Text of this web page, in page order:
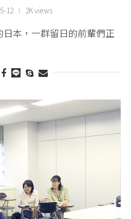
12 2K views
本，一群留日的前輩們正